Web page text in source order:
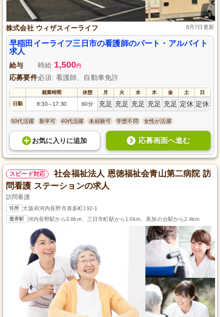
株式会社 ウィザスイーライフ 8月7日更新
早稲田イーライフ三日市の看護師のパート・アルバイト
求人
給与 時給 1,500円
応募要件必須: 看護師、自動車免許
就業時間 休憩 月 火 水 木 金 土 日
日勤 8:30～ 17:30 60分 充足 充足 充足 充足 充足 定休 定休
50代活躍 新卒可 40代活躍 未経験可 学歴不問 女性が活躍
お気に入り に追加 応募画面へ進む
スピード対応
社会福祉法人 恩徳福祉会青山第二病院 訪
問看護 ステーションの求人
訪問看護
住所 大阪府河内長野市喜多町192-1
最寄駅 河内長野駅から0.8km、三日市町駅から1.0km、美加の台駅から2.4km